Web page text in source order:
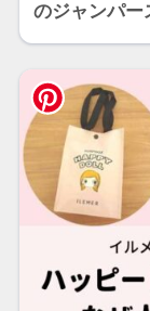
のジャンパー